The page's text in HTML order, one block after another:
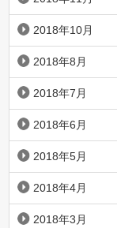
2018年10月
2018年8月
2018年7月
2018年6月
2018年5月
2018年4月
2018年3月